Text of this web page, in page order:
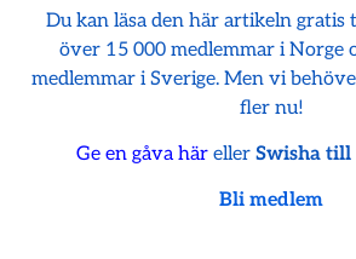
Du kan läsa den här artikeln gratis
över 15 000 medlemmar i Norge
medlemmar i Sverige. Men vi
fler nu!
Ge en gåva häreller Swisha till
Bli medlem